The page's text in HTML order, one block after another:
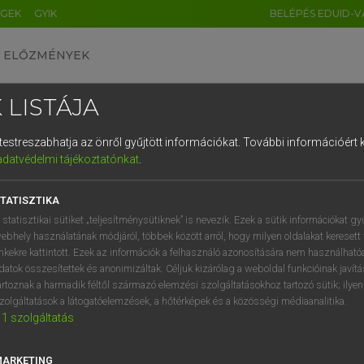
GYIK BELÉPÉS EDUID-
ELŐZMÉNYEK
szótár
VAN ELŐFIZETÉSED?
megtekintéséhez.
LISTÁJA
az önről gyűjtött információkat. További információért
tájékoztatónkat.
statisztikai sütiket „teljesítménysütiknek” is nevezik. Ezek a sütik információkat
használatának módjáról, többek között arról, hogy milyen oldalakat keresett
kattintott. Ezek az információk a felhasználó azonosítására nem
összesítettek és anonimizáltak. Céljuk kizárólag a weboldal funkcióinak
a harmadik féltől származó elemzési szolgáltatásokhoz tartozó sütik;
a látogatóelemzések, a hőtérképek és a közösségi médiaanalitika.
1 szolgáltatás
DE CN FR ES IT NL
1 2 3 4 5 6 7 8 9
q w e r t z u i
a s d f g h j k l é
í y x c v b n m , .